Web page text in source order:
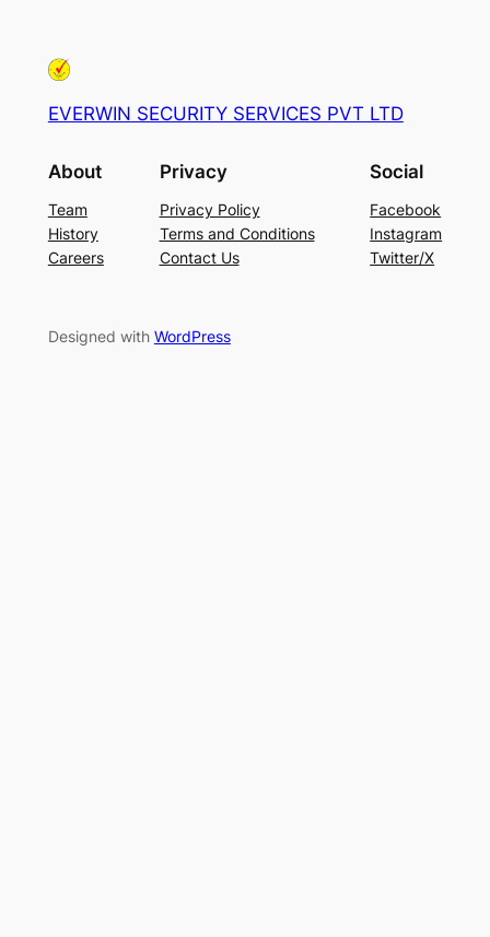
EVERWIN SECURITY SERVICES PVT LTD
About
Team
History
Careers
Privacy
Privacy Policy
Terms and Conditions
Contact Us
Social
Facebook
Instagram
Twitter/X
Designed with WordPress